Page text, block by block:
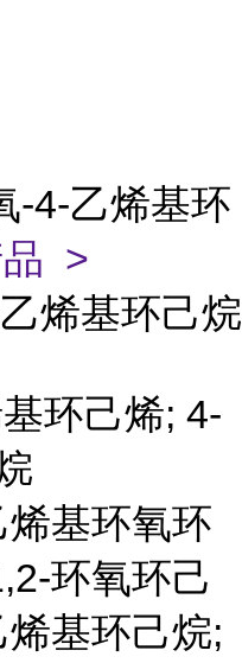
-4-乙烯基环
品 >
烯基环己烷
环己烯; 4-
基环氧环
环氧环己
基环己烷;